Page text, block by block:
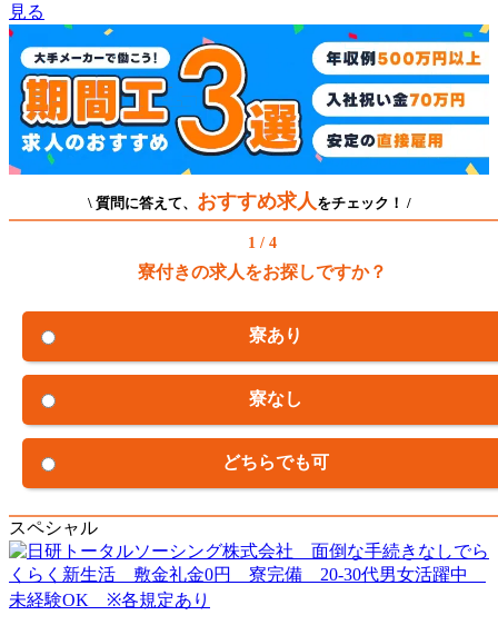
見る
\ 質問に答えて、 おすすめ求人 をチェック！ /
1 / 4
寮付きの求人をお探しですか？
寮あり
寮なし
どちらでも可
スペシャル